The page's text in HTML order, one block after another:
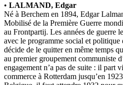
• LALMAND, Edgar
Né à Berchem en 1894, Edgar
Mobilisé de la Première Guerre
au Frontpartij. Les années de guerre
avec le programme social et
décide de le quitter en même temps
au premier groupement communiste
engagement n’a pas de suite : il part
commerce à Rotterdam jusqu’en